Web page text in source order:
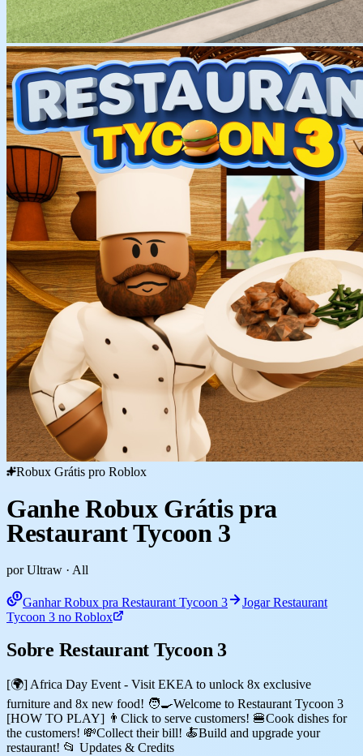
Robux Grátis pro Roblox
Ganhe Robux Grátis pra
Restaurant Tycoon 3
por Ultraw · All
Ganhar Robux pra Restaurant Tycoon 3
Jogar Restaurant
Tycoon 3 no Roblox
Sobre Restaurant Tycoon 3
[🌍] Africa Day Event - Visit EKEA to unlock 8x exclusive
furniture and 8x new food! 🧑‍🍳Welcome to Restaurant Tycoon 3
[HOW TO PLAY] 👨Click to serve customers! 🍔Cook dishes for
the customers! 💸Collect their bill! 🍝Build and upgrade your
restaurant! 📂 Updates & Credits